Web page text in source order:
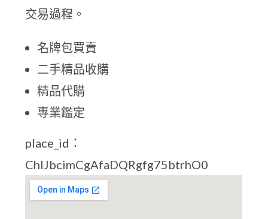
交易過程。
名牌包買賣
二手精品收購
精品代購
專業鑑定
place_id：
ChIJbcimCgAfaDQRgfg75btrhO0